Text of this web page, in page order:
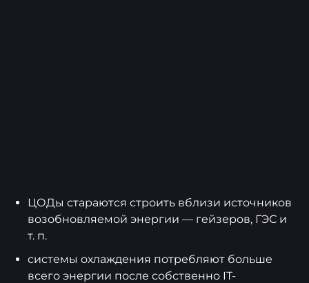
ЦОДы стараются строить вблизи источников
возобновляемой энергии — гейзеров, ГЭС и
т. п.
системы охлаждения потребляют больше
всего энергии после собственно IT-